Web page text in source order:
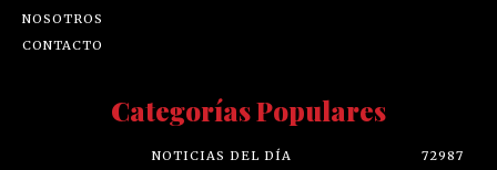
NOSOTROS
CONTACTO
Categorías Populares
NOTICIAS DEL DÍA
72987